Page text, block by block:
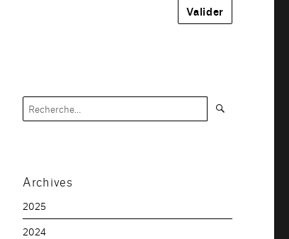
Recherche
pour :
Archives
2025
2024